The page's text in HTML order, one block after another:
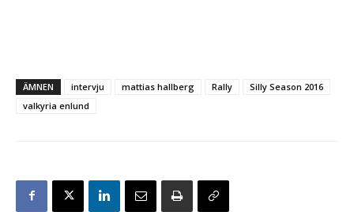
ÄMNEN intervju mattias hallberg Rally
Silly Season 2016
valkyria enlund